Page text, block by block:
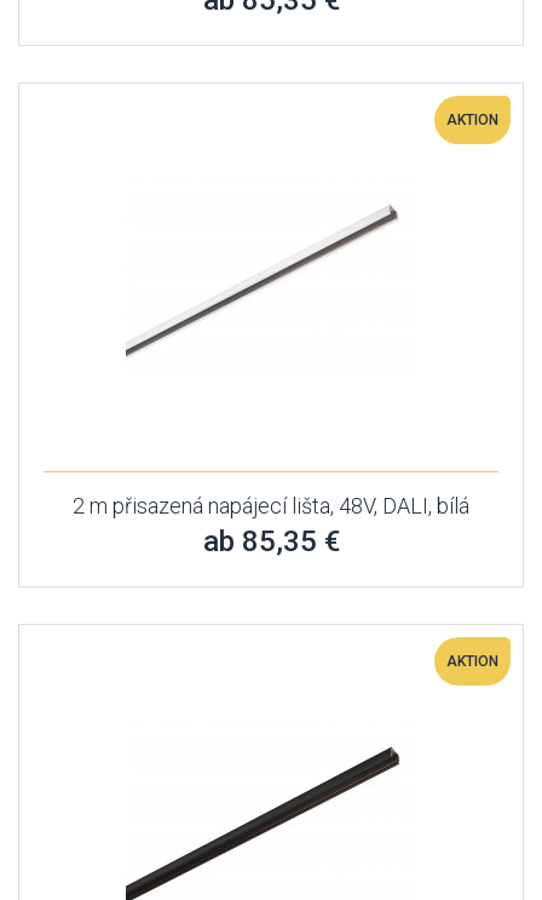
AKTION
2 m přisazená napájecí lišta, 48V, DALI, bílá
ab 85,35 €
AKTION